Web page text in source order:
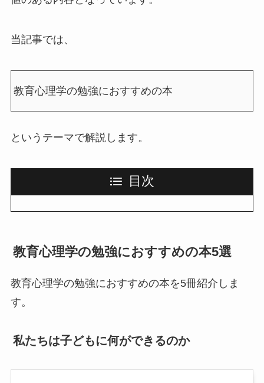
当記事では、
教育心理学の勉強におすすめの本
というテーマで解説します。
目次
教育心理学の勉強におすすめの本5選
教育心理学の勉強におすすめの本を5冊紹介しま
す。
私たちは子どもに何ができるのか